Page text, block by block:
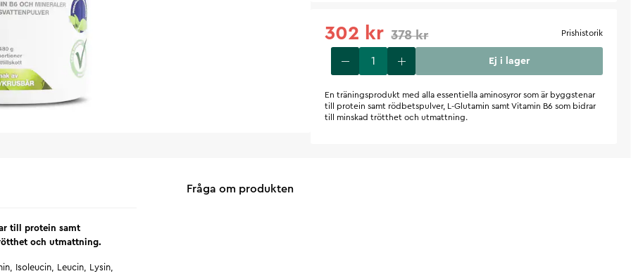
302 kr 378 kr Prishistorik
Ej i lager
En träningsprodukt med alla essentiella aminosyror som är byggstenar
till protein samt rödbetspulver, L-Glutamin samt Vitamin B6 som bidrar
till minskad trötthet och utmattning.
till protein samt
och utmattning.
Isoleucin, Leucin, Lysin,
Fråga om produkten